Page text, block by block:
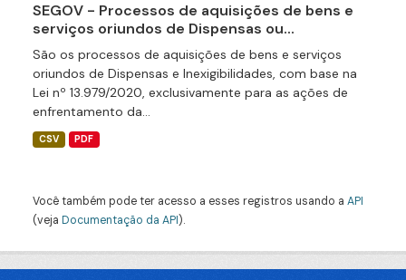
SEGOV - Processos de aquisições de bens e
serviços oriundos de Dispensas ou...
São os processos de aquisições de bens e serviços
oriundos de Dispensas e Inexigibilidades, com base na
Lei nº 13.979/2020, exclusivamente para as ações de
enfrentamento da...
CSV PDF
Você também pode ter acesso a esses registros usando a API
(veja Documentação da API).